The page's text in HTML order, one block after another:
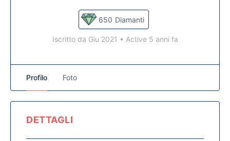
650 Diamanti
Iscritto da Giu 2021 • Active 5 anni fa
Profilo Foto
DETTAGLI